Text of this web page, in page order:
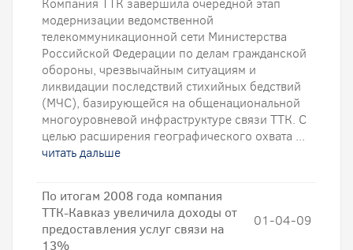
Компания ТТК завершила очередной этап
модернизации ведомственной
телекоммуникационной сети Министерства
Российской Федерации по делам гражданской
обороны, чрезвычайным ситуациям и
ликвидации последствий стихийных бедствий
(МЧС), базирующейся на общенациональной
многоуровневой инфраструктуре связи ТТК. С
целью расширения географического охвата ...
читать дальше
По итогам 2008 года компания
ТТК-Кавказ увеличила доходы от
предоставления услуг связи на
13%
01-04-09